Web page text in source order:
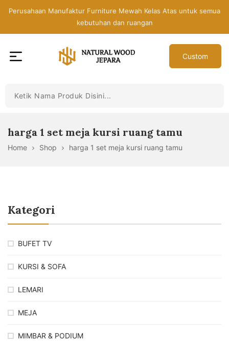
Perusahaan Manufaktur Furniture Mewah Kelas Atas untuk semua
kebutuhan dan ruangan
Jepara
Furniture
Jati
Custom
harga 1 set meja kursi ruang tamu
Home Shop harga 1 set meja kursi ruang tamu
Kategori
BUFET TV
KURSI & SOFA
LEMARI
MEJA
MIMBAR & PODIUM